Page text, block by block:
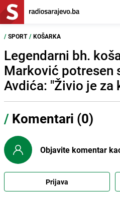
/ SPORT / KOŠARKA
Legendarni bh.
Marković potresen
Avdića: "Živio je za
/ Komentari (0)
Objavite komentar
Prijava